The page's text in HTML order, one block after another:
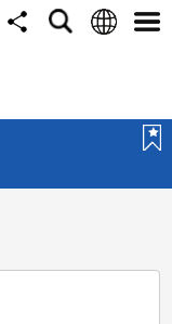
分
搜
語
選